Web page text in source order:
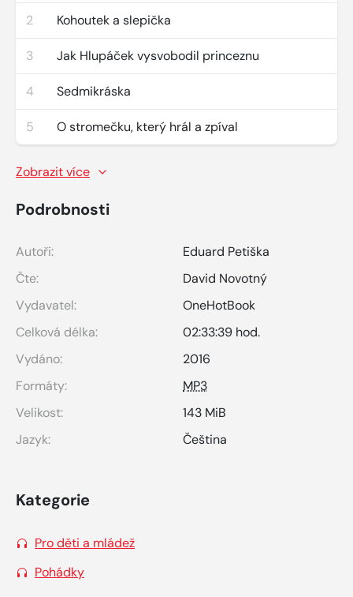
2 Kohoutek a slepička
3 Jak Hlupáček vysvobodil princeznu
4 Sedmikráska
5 O stromečku, který hrál a zpíval
Zobrazit více
Podrobnosti
Autoři:
Eduard Petiška
Čte:
David Novotný
Vydavatel:
OneHotBook
Celková délka:
02:33:39 hod.
Vydáno:
2016
Formáty:
MP3
Velikost:
143 MiB
Jazyk:
Čeština
Kategorie
Pro děti a mládež
Pohádky